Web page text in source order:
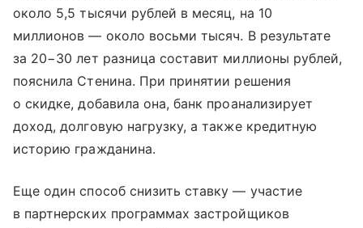
около 5,5 тысячи рублей в месяц, на 10
миллионов — около восьми тысяч. В результате
за 20−30 лет разница составит миллионы рублей,
пояснила Стенина. При принятии решения
о скидке, добавила она, банк проанализирует
доход, долговую нагрузку, а также кредитную
историю гражданина.
Еще один способ снизить ставку — участие
в партнерских программах застройщиков